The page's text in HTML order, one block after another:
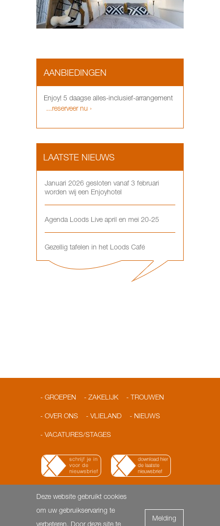
AANBIEDINGEN
Enjoy! 5 daagse alles-inclusief-arrangement
...reserveer nu ›
LAATSTE NIEUWS
Januari 2026 gesloten vanaf 3 februari
worden wij een Enjoyhotel
Agenda Loods Live april en mei 20-25
Gezellig tafelen in het Loods Café
GROEPEN ZAKELIJK TROUWEN
OVER ONS VLIELAND NIEUWS
VACATURES/STAGES
info@loodshotel.nl
Melding
Deze website gebruikt cookies
om uw gebruikservaring te